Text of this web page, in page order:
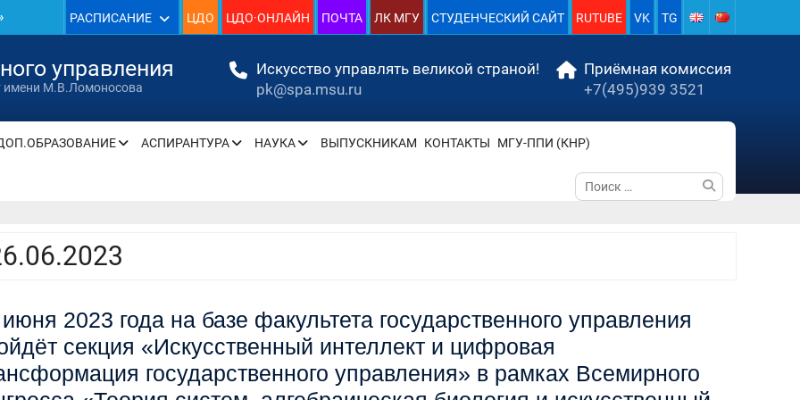
—
—
—
РАСПИСАНИЕ ЦДО ЦДО·ОНЛАЙН ПОЧТА ЛК МГУ СТУДЕНЧЕСКИЙ САЙТ RUTUBE VK TG
управления
имени М.В.Ломоносова
Искусство управлять великой страной!
pk@spa.msu.ru
Приёмная комиссия
+7(495)939 3521
АСПИРАНТУРА НАУКА ВЫПУСКНИКАМ КОНТАКТЫ МГУ-ППИ (КНР)
Поиск
по:
2023 года на базе факультета государственного управления
секция «Искусственный интеллект и цифровая
государственного управления» в рамках Всемирного